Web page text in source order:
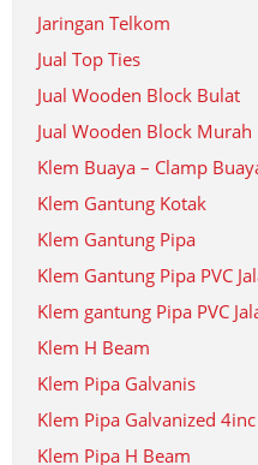
Jaringan Telkom
Jual Top Ties
Jual Wooden Block Bulat
Jual Wooden Block Murah
Klem Buaya – Clamp
Klem Gantung Kotak
Klem Gantung Pipa
Klem Gantung Pipa PVC
Klem gantung Pipa PVC
Klem H Beam
Klem Pipa Galvanis
Klem Pipa Galvanized 4inc
Klem Pipa H Beam